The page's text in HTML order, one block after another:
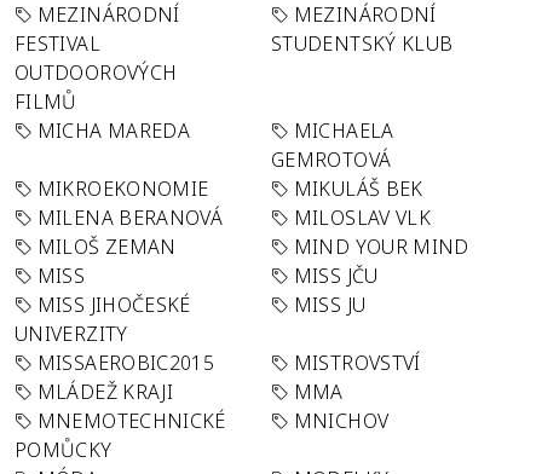
MEZINÁRODNÍ
FESTIVAL
OUTDOOROVÝCH
FILMŮ
MEZINÁRODNÍ
STUDENTSKÝ KLUB
MICHA MAREDA
MICHAELA
GEMROTOVÁ
MIKROEKONOMIE
MIKULÁŠ BEK
MILENA BERANOVÁ
MILOSLAV VLK
MILOŠ ZEMAN
MIND YOUR MIND
MISS
MISS JČU
MISS JIHOČESKÉ
UNIVERZITY
MISS JU
MISSAEROBIC2015
MISTROVSTVÍ
MLÁDEŽ KRAJI
MMA
MNEMOTECHNICKÉ
POMŮCKY
MNICHOV